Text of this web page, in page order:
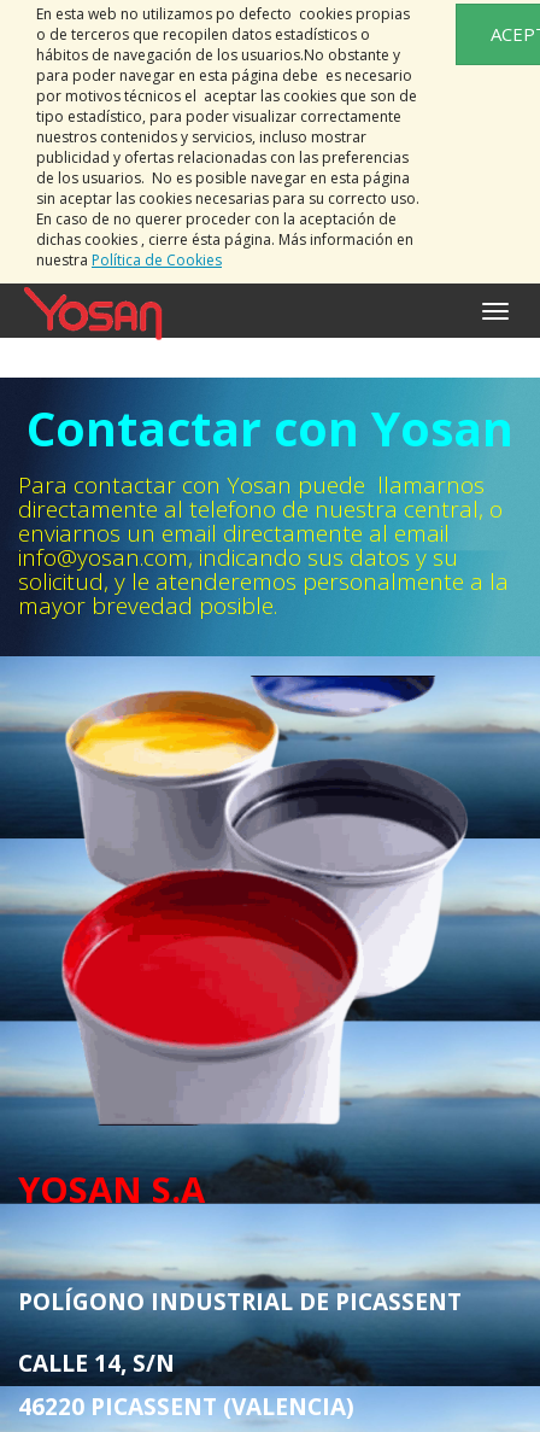
En esta web no utilizamos po defecto cookies propias
o de terceros que recopilen datos estadísticos o
hábitos de navegación de los usuarios.No obstante y
para poder navegar en esta página debe es necesario
por motivos técnicos el aceptar las cookies que son de
tipo estadístico, para poder visualizar correctamente
nuestros contenidos y servicios, incluso mostrar
publicidad y ofertas relacionadas con las preferencias
de los usuarios. No es posible navegar en esta página
sin aceptar las cookies necesarias para su correcto uso.
En caso de no querer proceder con la aceptación de
dichas cookies , cierre ésta página. Más información en
nuestra Política de Cookies
Toggle
Contactar con Yosan
Para contactar con Yosan puede llamarnos
directamente al telefono de nuestra central, o
enviarnos un email directamente al email
info@yosan.com, indicando sus datos y su
solicitud, y le atenderemos personalmente a la
mayor brevedad posible.
YOSAN S.A
POLÍGONO INDUSTRIAL DE PICASSENT
CALLE 14, S/N
46220 PICASSENT (VALENCIA)